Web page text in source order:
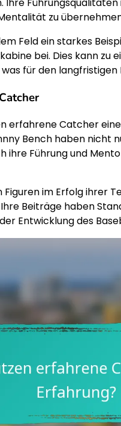
zu
Feld ein starkes
bei. Dies kann zu
für den
erfahrene Catcher
Bench haben nicht
ihre Führung und
im Erfolg ihrer
Beiträge haben
Entwicklung des